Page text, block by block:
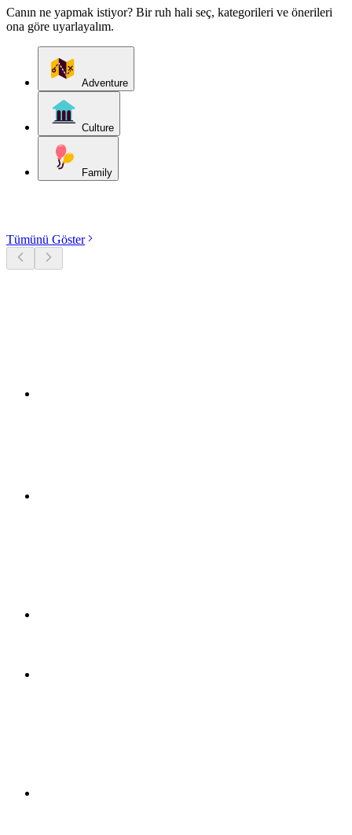
Canın ne yapmak istiyor? Bir ruh hali seç, kategorileri ve önerileri
ona göre uyarlayalım.
Adventure
Culture
Family
Tümünü Göster